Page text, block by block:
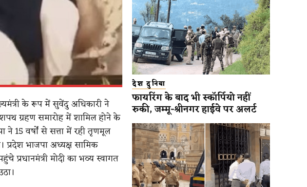
के रूप में सुवेंदु अधिकारी ने
ग्रहण समारोह में शामिल होने के
ने 15 वर्षों से सत्ता में रही तृणमूल
प्रदेश भाजपा अध्यक्ष सामिक
प्रधानमंत्री मोदी का भव्य स्वागत
देश दुनिया
फायरिंग के बाद भी स्कॉर्पियो नहीं
रुकी, जम्मू-श्रीनगर हाईवे पर अलर्ट